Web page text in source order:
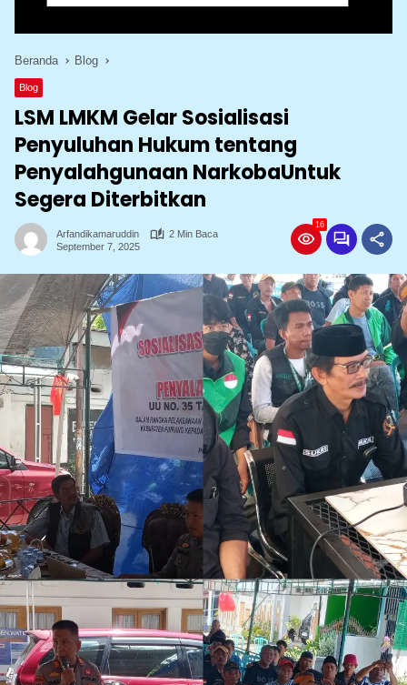
Beranda Blog
Blog
LSM LMKM Gelar Sosialisasi
Penyuluhan Hukum tentang
Penyalahgunaan NarkobaUntuk
Segera Diterbitkan
Arfandikamaruddin
2 Min Baca
September 7, 2025
16